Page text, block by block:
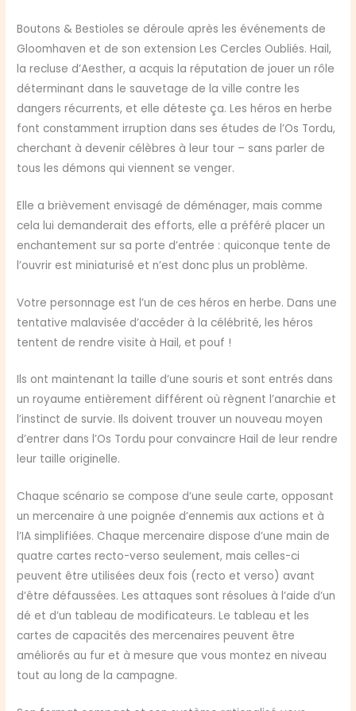
Boutons & Bestioles se déroule après les événements de
Gloomhaven et de son extension Les Cercles Oubliés. Hail,
la recluse d’Aesther, a acquis la réputation de jouer un rôle
déterminant dans le sauvetage de la ville contre les
dangers récurrents, et elle déteste ça. Les héros en herbe
font constamment irruption dans ses études de l’Os Tordu,
cherchant à devenir célèbres à leur tour – sans parler de
tous les démons qui viennent se venger.
Elle a brièvement envisagé de déménager, mais comme
cela lui demanderait des efforts, elle a préféré placer un
enchantement sur sa porte d’entrée : quiconque tente de
l’ouvrir est miniaturisé et n’est donc plus un problème.
Votre personnage est l’un de ces héros en herbe. Dans une
tentative malavisée d’accéder à la célébrité, les héros
tentent de rendre visite à Hail, et pouf !
Ils ont maintenant la taille d’une souris et sont entrés dans
un royaume entièrement différent où règnent l’anarchie et
l’instinct de survie. Ils doivent trouver un nouveau moyen
d’entrer dans l’Os Tordu pour convaincre Hail de leur rendre
leur taille originelle.
Chaque scénario se compose d’une seule carte, opposant
un mercenaire à une poignée d’ennemis aux actions et à
l’IA simplifiées. Chaque mercenaire dispose d’une main de
quatre cartes recto-verso seulement, mais celles-ci
peuvent être utilisées deux fois (recto et verso) avant
d’être défaussées. Les attaques sont résolues à l’aide d’un
dé et d’un tableau de modificateurs. Le tableau et les
cartes de capacités des mercenaires peuvent être
améliorés au fur et à mesure que vous montez en niveau
tout au long de la campagne.